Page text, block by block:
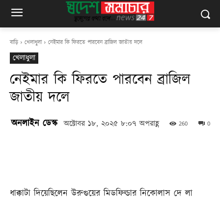
বাড়ি খেলাধুলা নেইমার কি ফিরতে পারবেন ব্রাজিল জাতীয় দলে
খেলাধুলা
নেইমার কি ফিরতে পারবেন ব্রাজিল
জাতীয় দলে
অনলাইন ডেস্ক অক্টোবর ১৮, ২০২৫ ৮:০৭ অপরাহ্ণ 0
260
ধাক্কাটা দিয়েছিলেন উরুগুয়ের মিডফিল্ডার নিকোলাস দে লা